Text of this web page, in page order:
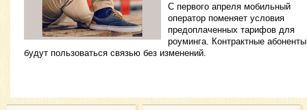
С первого апреля мобильный
оператор поменяет условия
предоплаченных тарифов для
роуминга. Контрактные абоненты
будут пользоваться связью без изменений.